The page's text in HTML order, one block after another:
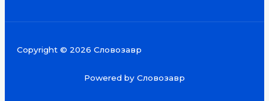
Copyright © 2026 Словозавр
Powered by Словозавр